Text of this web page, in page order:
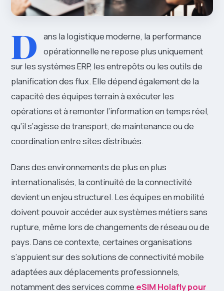
D
ans la logistique moderne, la performance
opérationnelle ne repose plus uniquement
sur les systèmes ERP, les entrepôts ou les outils de
planification des flux. Elle dépend également de la
capacité des équipes terrain à exécuter les
opérations et à remonter l’information en temps réel,
qu’il s’agisse de transport, de maintenance ou de
coordination entre sites distribués.
Dans des environnements de plus en plus
internationalisés, la continuité de la connectivité
devient un enjeu structurel. Les équipes en mobilité
doivent pouvoir accéder aux systèmes métiers sans
rupture, même lors de changements de réseau ou de
pays. Dans ce contexte, certaines organisations
s’appuient sur des solutions de connectivité mobile
adaptées aux déplacements professionnels,
notamment des services comme eSIM Holafly pour